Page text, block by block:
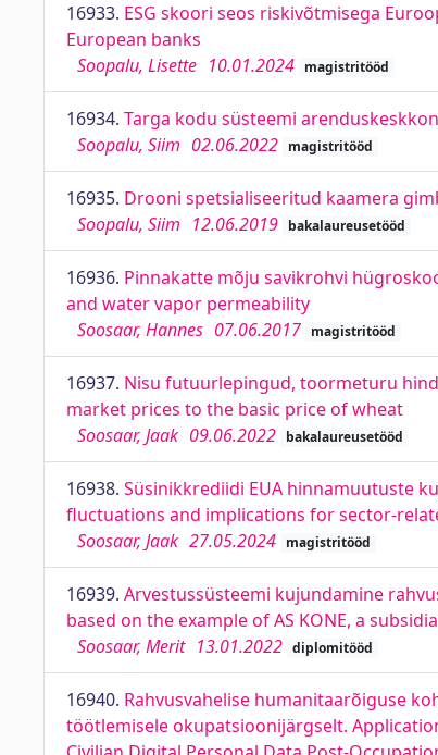
16933. ESG skoori seos riskivõtmisega
European banks
Soopalu, Lisette 10.01.2024 magistritööd
16934. Targa kodu süsteemi
Soopalu, Siim 02.06.2022 magistritööd
16935. Drooni spetsialiseeritud kaamera
Soopalu, Siim 12.06.2019 bakalaureusetööd
16936. Pinnakatte mõju savikrohvi
and water vapor permeability
Soosaar, Hannes 07.06.2017 magistritööd
16937. Nisu futuurlepingud, toormeturu
market prices to the basic price of wheat
Soosaar, Jaak 09.06.2022 bakalaureusetööd
16938. Süsinikkrediidi EUA hinnamuutuste
fluctuations and implications for sector-
Soosaar, Jaak 27.05.2024 magistritööd
16939. Arvestussüsteemi kujundamine
based on the example of AS KONE, a
Soosaar, Merit 13.01.2022 diplomitööd
16940. Rahvusvahelise humanitaarõiguse
töötlemisele okupatsioonijärgselt.